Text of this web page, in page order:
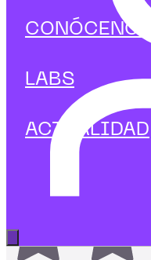
CONÓCENOS
LABS
ACTUALIDAD
Curso de
negocio con
Diseña modelos de
combinando